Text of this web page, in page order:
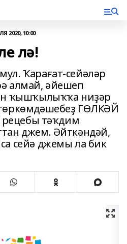
2020, 10:00
лә!
Ҡарағат-сейәләр
алмай, әйешеп
ҡышҡылыҡҡа ниҙәр
ГӨЛКӘЙ
тәҡдим
джем. Әйткәндәй,
сейә джемы ла бик